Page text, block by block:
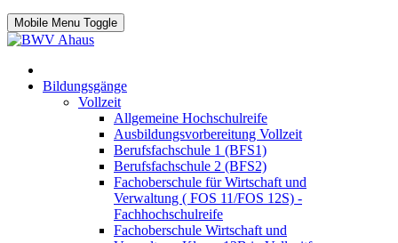
Mobile Menu Toggle
Bildungsgänge
Vollzeit
Allgemeine Hochschulreife
Ausbildungsvorbereitung Vollzeit
Berufsfachschule 1 (BFS1)
Berufsfachschule 2 (BFS2)
Fachoberschule für Wirtschaft und
Verwaltung ( FOS 11/FOS 12S) -
Fachhochschulreife
Fachoberschule Wirtschaft und